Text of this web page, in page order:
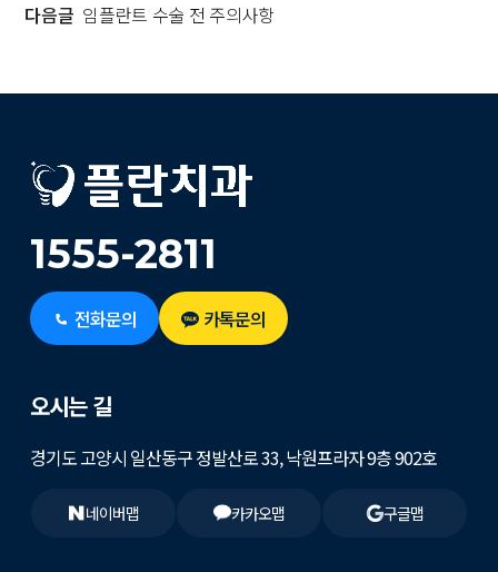
다음글 임플란트 수술 전 주의사항
1555-2811
전화문의 카톡문의
오시는 길
경기도 고양시 일산동구 정발산로 33, 낙원프라자 9층 902호
네이버맵 카카오맵 구글맵